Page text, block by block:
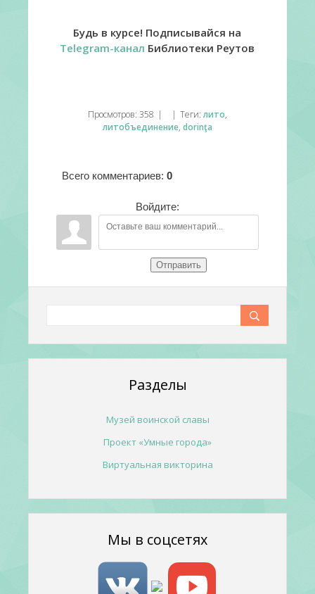
Будь в курсе! Подписывайся на
Telegram-канал Библиотеки Реутов
Просмотров: 358 | | Теги: лито,
литобъединение, dorinţa
Всего комментариев: 0
Войдите:
Отправить
Разделы
Музей воинской славы
Проект «Умные города»
Виртуальная викторина
Мы в соцсетях